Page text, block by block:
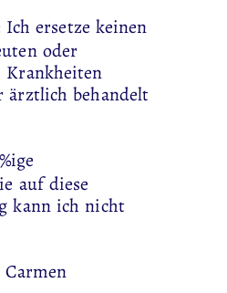
ersetze keinen
oder
Krankheiten
ärztlich behandelt
auf diese
kann ich nicht
Carmen